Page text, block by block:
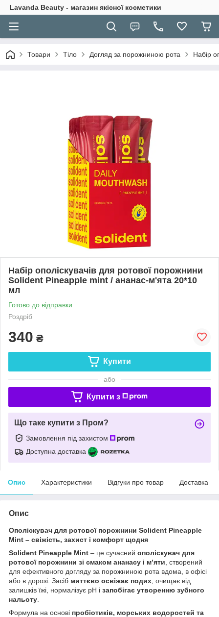
Lavanda Beauty - магазин якісної косметики
Товари Тіло Догляд за порожниною рота Набір
Набір ополіскувачів для ротової порожнини
Solident Pineapple mint / ананас-м'ята 20*10
мл
Готово до відправки
Роздріб
340 ₴
Купити
або
Купити з
Що таке купити з Пром?
Замовлення під захистом
Доступна доставка
Опис Характеристики Відгуки про товар Доставка
Опис
Ополіскувач для ротової порожнини Solident Pineapple
Mint – свіжість, захист і комфорт щодня
Solident Pineapple Mint – це сучасний ополіскувач для
ротової порожнини зі смаком ананасу і м’яти , створений
для ефективного догляду за порожниною рота вдома, в офісі
або в дорозі. Засіб миттєво освіжає подих , очищає від
залишків їжі, нормалізує pH і запобігає утворенню зубного
нальоту
Формула на основі пробіотиків, морських водоростей та